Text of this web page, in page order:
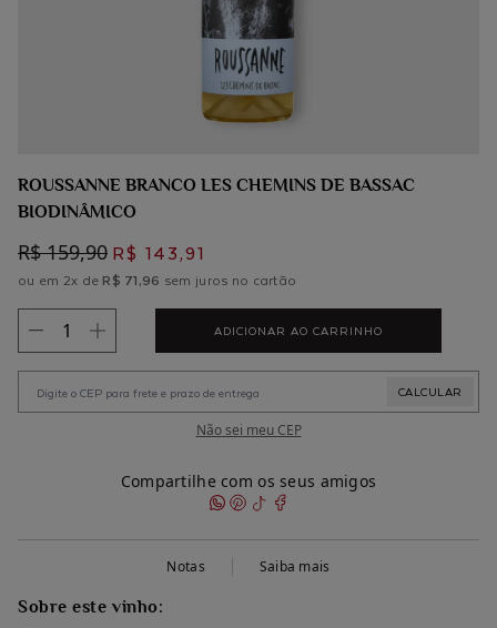
ROUSSANNE BRANCO LES CHEMINS DE BASSAC
BIODINÂMICO
R$ 159,90 R$ 143,91
ou em 2x de R$ 71,96 sem juros no cartão
ADICIONAR AO CARRINHO
Não sei meu CEP
Compartilhe com os seus amigos
Notas Saiba mais
Sobre este vinho: